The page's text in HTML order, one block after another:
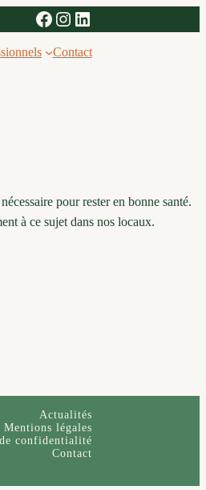
Facebook
Instagram
LinkedIn
Contact
pour rester en bonne santé.
à ce sujet dans nos locaux.
Actualités
Mentions légales
confidentialité
Contact